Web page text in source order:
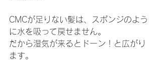
CMCが足りない髪は、スポンジのよう
に水を吸って戻せません。
だから湿気が来るとドーン！と広がり
ます。